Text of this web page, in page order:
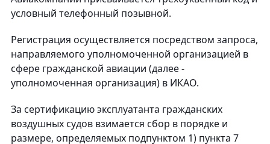
условный телефонный позывной.
Регистрация осуществляется посредством запроса,
направляемого уполномоченной организацией в
сфере гражданской авиации (далее -
уполномоченная организация) в ИКАО.
За сертификацию эксплуатанта гражданских
воздушных судов взимается сбор в порядке и
размере, определяемых подпунктом 1) пункта 7